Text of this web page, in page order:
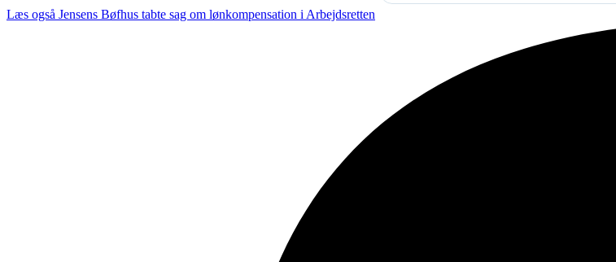
Læs også Jensens Bøfhus tabte sag om lønkompensation i Arbejdsretten